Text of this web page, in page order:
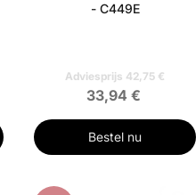
- C449E
Adviesprijs 42,75 €
33,94 €
Bestel nu